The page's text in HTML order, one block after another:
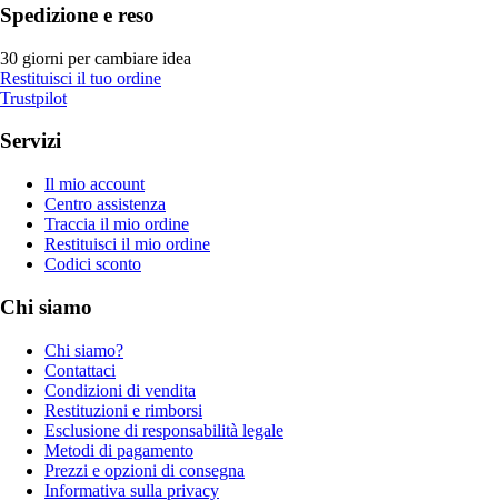
Spedizione e reso
30 giorni per cambiare idea
Restituisci il tuo ordine
Trustpilot
Servizi
Il mio account
Centro assistenza
Traccia il mio ordine
Restituisci il mio ordine
Codici sconto
Chi siamo
Chi siamo?
Contattaci
Condizioni di vendita
Restituzioni e rimborsi
Esclusione di responsabilità legale
Metodi di pagamento
Prezzi e opzioni di consegna
Informativa sulla privacy